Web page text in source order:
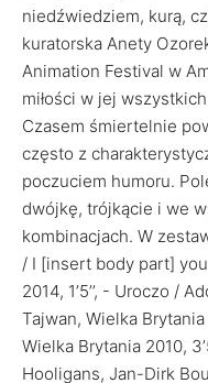
niedźwiedziem, kurą,
kuratorska Anety
Animation Festival w
miłości w jej
Czasem śmiertelnie
często z
poczuciem humoru.
dwójkę, trójkącie i we
kombinacjach. W
/ I [insert body part]
2014, 1’5’’, - Uroczo /
Tajwan, Wielka Brytania
Wielka Brytania 2010,
Hooligans, Jan-Dirk